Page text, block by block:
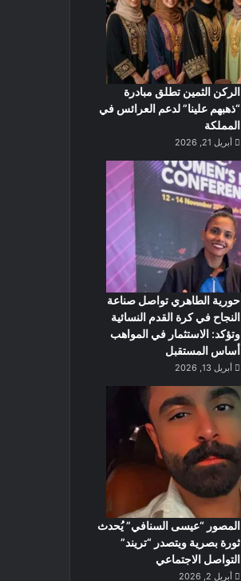
الركن الثمين تطلق مبادرة
“ذهبهم علينا” لدعم العرائس في
المملكة
أبريل 21, 2026
حورية الطاهري تواصل صناعة
النجاح في كرة القدم النسائية
وتؤكد: الاستثمار في المواهب
أساس المستقبل
أبريل 13, 2026
المصور “عيسى السنافي” يُحدث
ثورة بصرية ويتصدر “تريند”
التواصل الاجتماعي
أبريل 2, 2026